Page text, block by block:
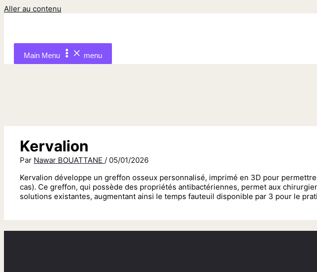
Aller au contenu
Main Menu menu
Kervalion
Par Nawar BOUATTANE/ 05/01/2026
Kervalion développe un greffon osseux personnalisé, imprimé en 3D pour
cas). Ce greffon, qui possède des propriétés antibactériennes, permet aux
solutions existantes, augmentant ainsi le temps fauteuil disponible par 3 pour le